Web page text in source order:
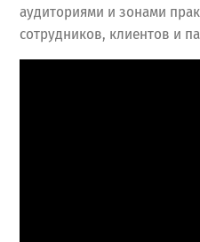
аудиториями и зонами
сотрудников, клиентов и